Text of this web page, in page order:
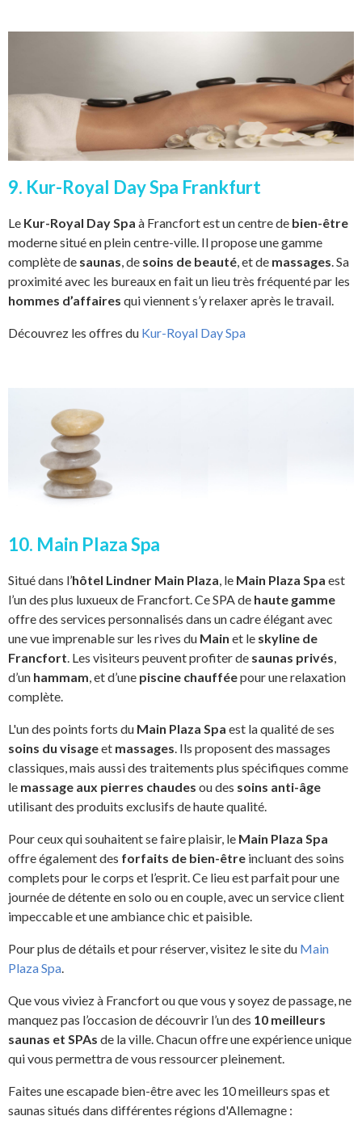
9. Kur-Royal Day Spa Frankfurt
Le Kur-Royal Day Spa à Francfort est un centre de bien-être
moderne situé en plein centre-ville. Il propose une gamme
complète de saunas, de soins de beauté, et de massages. Sa
proximité avec les bureaux en fait un lieu très fréquenté par les
hommes d’affaires qui viennent s’y relaxer après le travail.
Découvrez les offres du Kur-Royal Day Spa
10. Main Plaza Spa
Situé dans l’hôtel Lindner Main Plaza, le Main Plaza Spa est
l’un des plus luxueux de Francfort. Ce SPA de haute gamme
offre des services personnalisés dans un cadre élégant avec
une vue imprenable sur les rives du Main et le skyline de
Francfort. Les visiteurs peuvent profiter de saunas privés,
d’un hammam, et d’une piscine chaufféepour une relaxation
complète.
L'un des points forts du Main Plaza Spa est la qualité de ses
soins du visageet massages. Ils proposent des massages
classiques, mais aussi des traitements plus spécifiques comme
le massage aux pierres chaudes ou des soins anti-âge
utilisant des produits exclusifs de haute qualité.
Pour ceux qui souhaitent se faire plaisir, le Main Plaza Spa
offre également des forfaits de bien-être incluant des soins
complets pour le corps et l’esprit. Ce lieu est parfait pour une
journée de détente en solo ou en couple, avec un service client
impeccable et une ambiance chic et paisible.
Pour plus de détails et pour réserver, visitez le site du Main
Plaza Spa.
Que vous viviez à Francfort ou que vous y soyez de passage, ne
manquez pas l’occasion de découvrir l’un des 10 meilleurs
saunas et SPAs de la ville. Chacun offre une expérience unique
qui vous permettra de vous ressourcer pleinement.
Faites une escapade bien-être avec les 10 meilleurs spas et
saunas situés dans différentes régions d'Allemagne :